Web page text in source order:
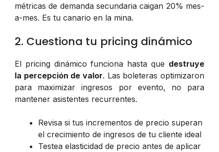
métricas de demanda secundaria caigan 20% mes-
a-mes. Es tu canario en la mina.
2. Cuestiona tu pricing dinámico
El pricing dinámico funciona hasta que destruye
la percepción de valor. Las boleteras optimizaron
para maximizar ingresos por evento, no para
mantener asistentes recurrentes.
Revisa si tus incrementos de precio superan
el crecimiento de ingresos de tu cliente ideal
Testea elasticidad de precio antes de aplicar